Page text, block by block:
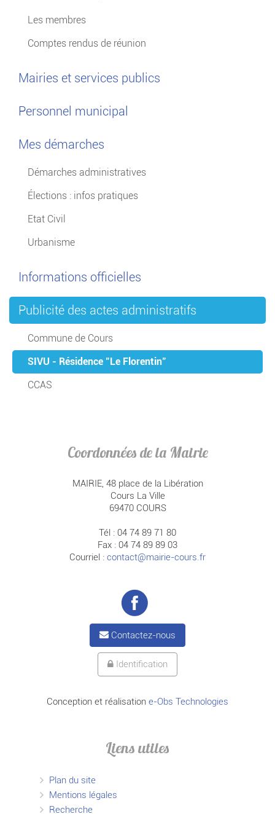
Les membres
Comptes rendus de réunion
Mairies et services publics
Personnel municipal
Mes démarches
Démarches administratives
Élections : infos pratiques
Etat Civil
Urbanisme
Informations officielles
Publicité des actes administratifs
Commune de Cours
SIVU - Résidence "Le Florentin"
CCAS
Coordonnées de la Mairie
MAIRIE, 48 place de la Libération
Cours La Ville
69470 COURS
Tél : 04 74 89 71 80
Fax : 04 74 89 89 03
Courriel : contact@mairie-cours.fr
Contactez-nous
Identification
Conception et réalisation e-Obs Technologies
Liens utiles
Plan du site
Mentions légales
Recherche